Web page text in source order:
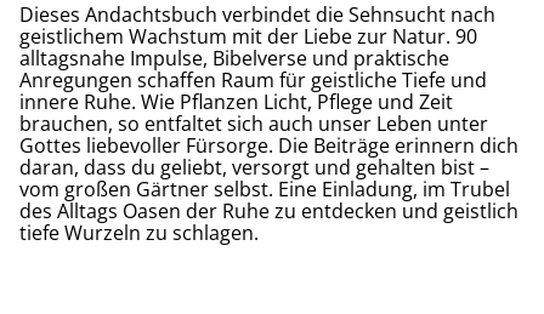
Dieses Andachtsbuch verbindet die Sehnsucht nach
geistlichem Wachstum mit der Liebe zur Natur. 90
alltagsnahe Impulse, Bibelverse und praktische
Anregungen schaffen Raum für geistliche Tiefe und
innere Ruhe. Wie Pflanzen Licht, Pflege und Zeit
brauchen, so entfaltet sich auch unser Leben unter
Gottes liebevoller Fürsorge. Die Beiträge erinnern dich
daran, dass du geliebt, versorgt und gehalten bist –
vom großen Gärtner selbst. Eine Einladung, im Trubel
des Alltags Oasen der Ruhe zu entdecken und geistlich
tiefe Wurzeln zu schlagen.